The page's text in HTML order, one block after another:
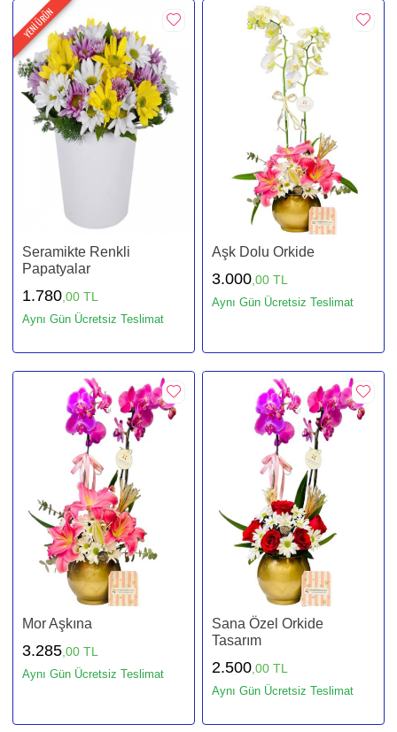
YENİ ÜRÜN
Seramikte Renkli
Papatyalar
1.780 ,00 TL
Aynı Gün Ücretsiz Teslimat
Aşk Dolu Orkide
3.000 ,00 TL
Aynı Gün Ücretsiz Teslimat
Mor Aşkına
3.285 ,00 TL
Aynı Gün Ücretsiz Teslimat
Sana Özel Orkide
Tasarım
2.500 ,00 TL
Aynı Gün Ücretsiz Teslimat